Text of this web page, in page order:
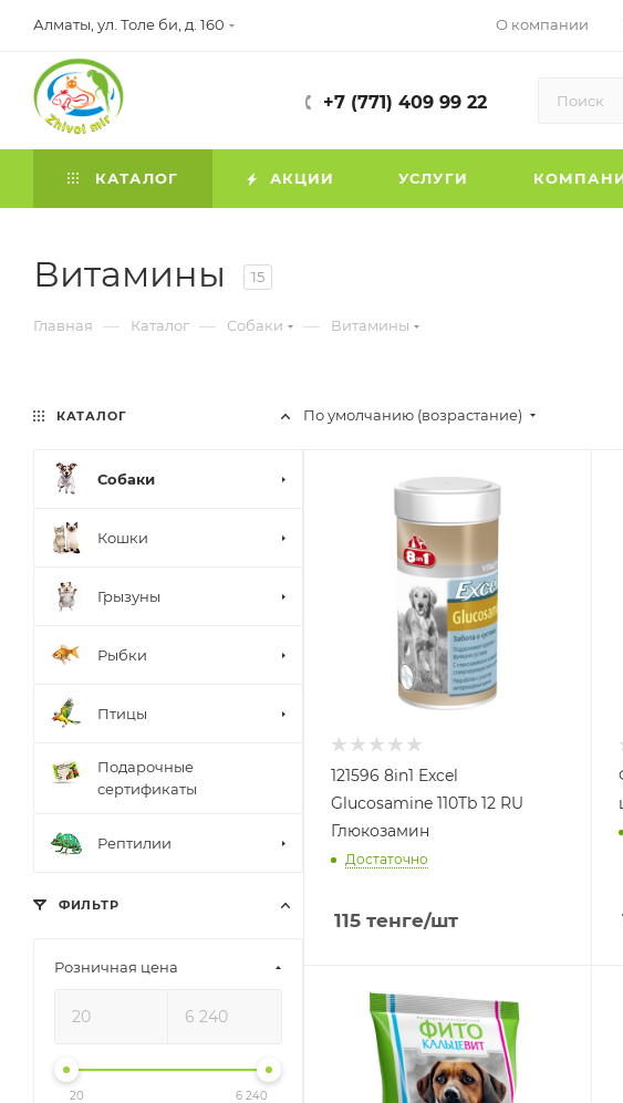
Алматы, ул. Толе би, д. 160 О компании
+7 (771) 409 99 22
КАТАЛОГ АКЦИИ УСЛУГИ
Витамины 15
Главная — Каталог — Собаки — Витамины
По умолчанию (возрастание)
121596 8in1 Excel
Glucosamine 110Tb 12 RU
Глюкозамин
Достаточно
115 тенге/шт
КАТАЛОГ
Собаки
Кошки
Грызуны
Рыбки
Птицы
Подарочные
сертификаты
Рептилии
ФИЛЬТР
Розничная цена
20 6 240